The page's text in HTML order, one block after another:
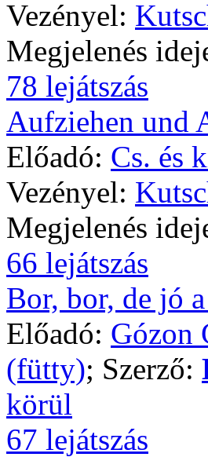
Vezényel:
Megjelenés
78 lejátszás
Aufziehen und
Előadó: Cs. és
Vezényel:
Megjelenés
66 lejátszás
Bor, bor, de jó
Előadó: Gózon
(fütty); Szerző:
körül
67 lejátszás